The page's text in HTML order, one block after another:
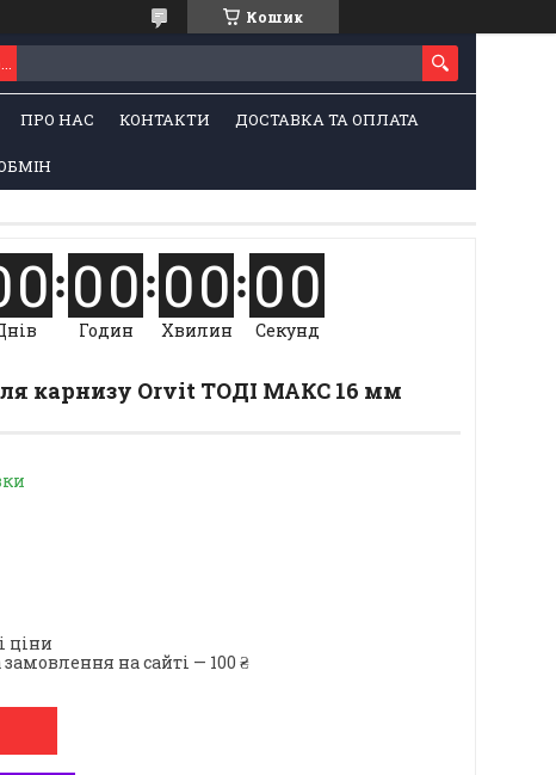
Кошик
ПРО НАС КОНТАКТИ ДОСТАВКА ТА ОПЛАТА
0 00
Годин
00
Хвилин
00
Секунд
карнизу Orvit ТОДІ МАКС 16 мм
ціни
на сайті — 100 ₴